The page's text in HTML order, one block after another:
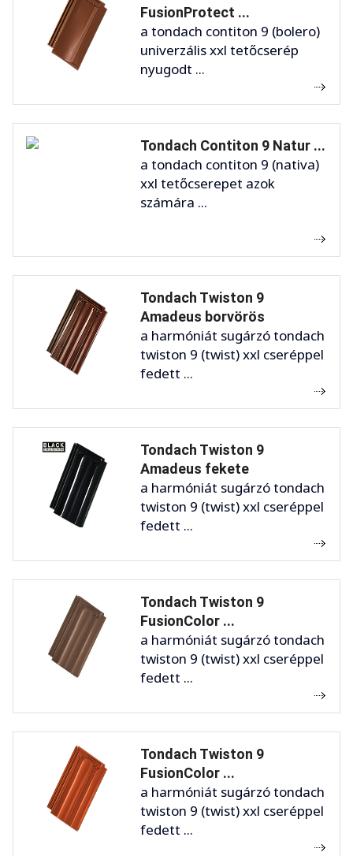
FusionProtect ...
a tondach contiton 9 (bolero)
univerzális xxl tetőcserép
nyugodt ...
Tondach Contiton 9 Natur ...
a tondach contiton 9 (nativa)
xxl tetőcserepet azok
számára ...
Tondach Twiston 9
Amadeus borvörös
a harmóniát sugárzó tondach
twiston 9 (twist) xxl cseréppel
fedett ...
Tondach Twiston 9
Amadeus fekete
a harmóniát sugárzó tondach
twiston 9 (twist) xxl cseréppel
fedett ...
Tondach Twiston 9
FusionColor ...
a harmóniát sugárzó tondach
twiston 9 (twist) xxl cseréppel
fedett ...
Tondach Twiston 9
FusionColor ...
a harmóniát sugárzó tondach
twiston 9 (twist) xxl cseréppel
fedett ...